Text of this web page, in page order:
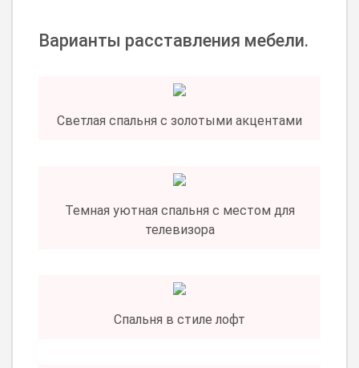
Варианты расставления мебели.
Светлая спальня с золотыми акцентами
Темная уютная спальня с местом для
телевизора
Спальня в стиле лофт